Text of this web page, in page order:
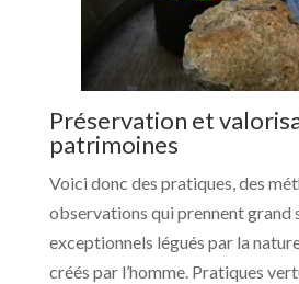
Préservation et
patrimoines
Voici donc des pratiques, des
observations qui prennent grand
exceptionnels légués par la
créés par l’homme. Pratiques